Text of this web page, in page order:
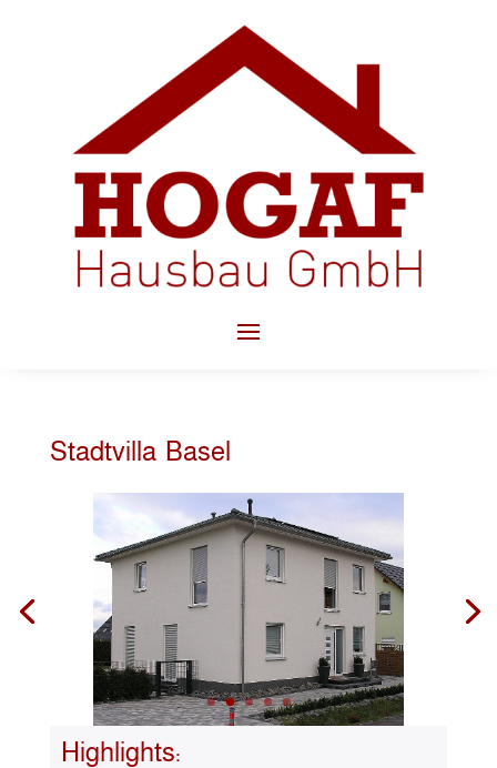
Stadtvilla Basel
Highlights: